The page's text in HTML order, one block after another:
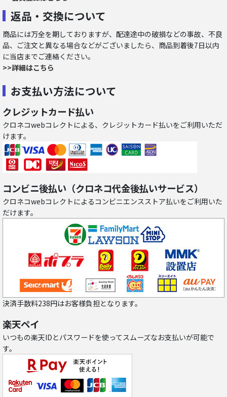
返品・交換について
商品には万全を期しておりますが、配達途中の破損などの事故、不良
品、ご注文と異なる場合などがございましたら、商品到着後7日以内
に当店までご連絡ください。
>>詳細はこちら
お支払い方法について
クレジットカード払い
クロネコwebコレクトによる、クレジットカード払いをご利用いただ
けます。
コンビニ後払い（クロネコ代金後払いサービス）
クロネコwebコレクトによるコンビニエンスストア払いをご利用いた
だけます。
決済手数料238円はお客様負担となります。
楽天ペイ
いつもの楽天IDとパスワードを使ってスムーズなお支払いが可能で
す。